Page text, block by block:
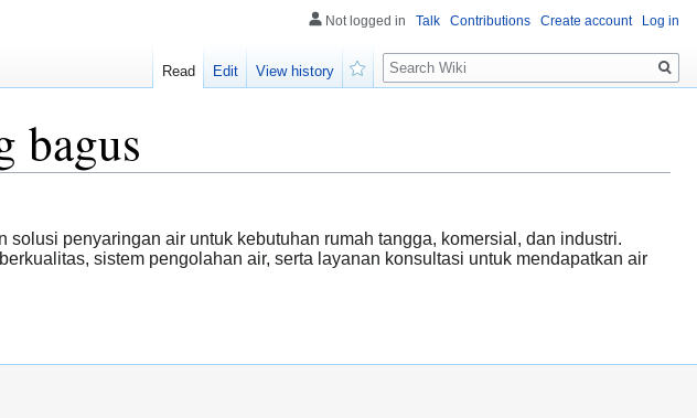
bagus
penyaringan air untuk kebutuhan rumah tangga, komersial, dan industri.
sistem pengolahan air, serta layanan konsultasi untuk mendapatkan air
Not logged in Talk Contributions Create account Log in
Read Edit
View history
Search